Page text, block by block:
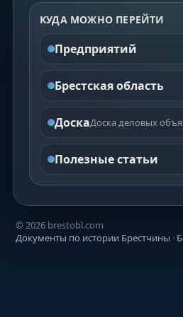
КУДА МОЖНО ПЕРЕЙТИ
Предприятий
Брестская область
ДоскаДоска деловых
Полезные статьи
© 2026 brestobl.com
Документы по истории Брестчины ·